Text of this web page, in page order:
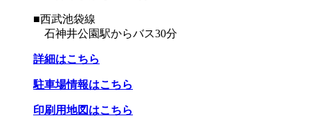
■西武池袋線
石神井公園駅からバス30分
詳細はこちら
駐車場情報はこちら
印刷用地図はこちら